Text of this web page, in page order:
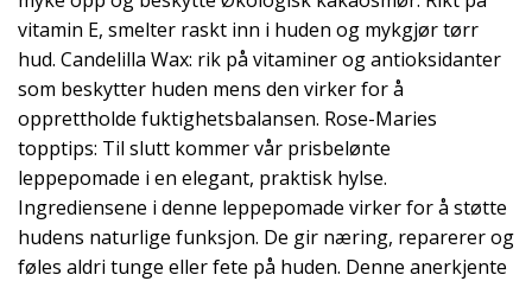
vitamin E, smelter raskt inn i huden og mykgjør tørr
hud. Candelilla Wax: rik på vitaminer og antioksidanter
som beskytter huden mens den virker for å
opprettholde fuktighetsbalansen. Rose-Maries
topptips: Til slutt kommer vår prisbelønte
leppepomade i en elegant, praktisk hylse.
Ingrediensene i denne leppepomade virker for å støtte
hudens naturlige funksjon. De gir næring, reparerer og
føles aldri tunge eller fete på huden. Denne anerkjente